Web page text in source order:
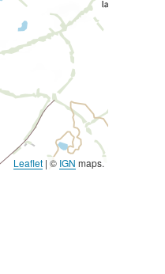
Leaflet | © IGN maps.